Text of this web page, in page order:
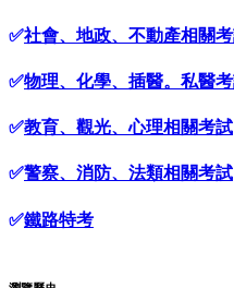
✅社會、地政、不動產相關
✅物理、化學、插醫。私醫
✅教育、觀光、心理相關考試
✅警察、消防、法類相關考試
✅鐵路特考